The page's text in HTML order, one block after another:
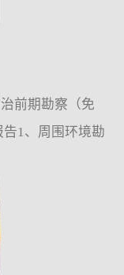
前期勘察（免
1、周围环境勘
。第二步：为客